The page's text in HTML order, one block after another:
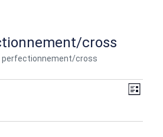
cross
perfectionnement/cross
par
de
Liste